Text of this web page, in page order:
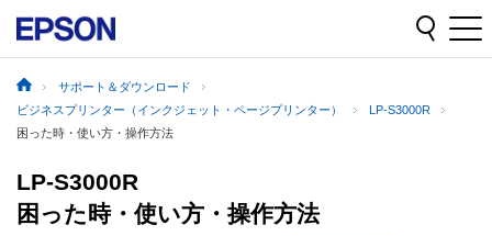
サポート＆ダウンロード
ビジネスプリンター（インクジェット・ページプリンター）
LP-S3000R
困った時・使い方・操作方法
LP-S3000R
困った時・使い方・操作方法